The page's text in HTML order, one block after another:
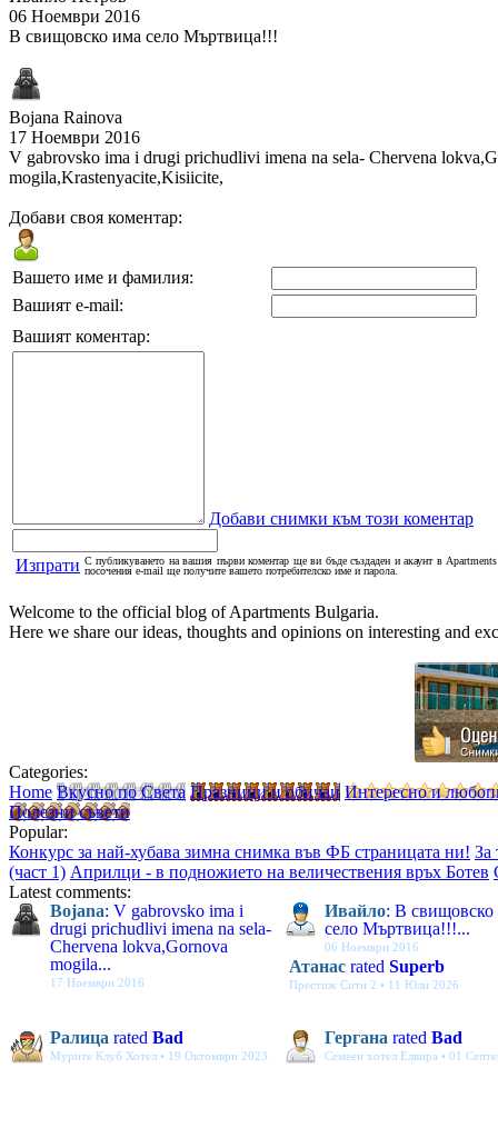
06 Ноември 2016
В свищовско има село Мъртвица!!!
Bojana Rainova
17 Ноември 2016
V gabrovsko ima i drugi prichudlivi imena na sela- Chervena
mogila,Krastenyacite,Kisiicite,
Добави своя коментар:
Вашето име и фамилия:
Вашият e-mail:
Вашият коментар:
Добави снимки към този коментар
Изпрати С публикуването на вашия първи коментар ще ви бъде създаден и акаунт в
посочения e-mail ще получите вашето потребителско име и парола.
Welcome to the official blog of Apartments Bulgaria.
Here we share our ideas, thoughts and opinions on interesting and
Categories:
Home Вкусно по Света Празници и обичаи Интересно и
Полезни съвети
Popular:
Конкурс за най-хубава зимна снимка във ФБ страницата ни! За
(част 1) Априлци - в подножието на величествения връх Ботев
Latest comments:
Bojana: V gabrovsko ima i
drugi prichudlivi imena na sela-
Chervena lokva,Gornova
mogila...
17 Ноември 2016
Ивайло: В свищовско
село Мъртвица!!!...
06 Ноември 2016
Атанас rated Superb
Престиж Сити 2 • 11 Юли 2026
Ралица rated Bad
Мурите Клуб Хотел • 19 Октомври 2023
Гергана rated Bad
Семеен хотел Елвира • 01